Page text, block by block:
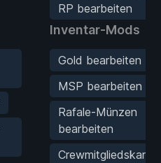
RP bearbeiten
Inventar-Mods
Gold bearbeiten
MSP bearbeiten
Rafale-Münzen
bearbeiten